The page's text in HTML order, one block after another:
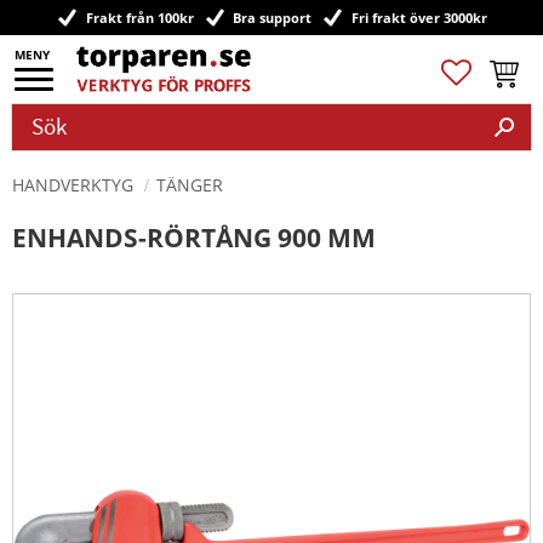
Meny
Frakt från 100kr Bra support Fri frakt över 3000kr
Favoriter
HANDVERKTYG TÄNGER
ENHANDS-RÖRTÅNG 900 MM